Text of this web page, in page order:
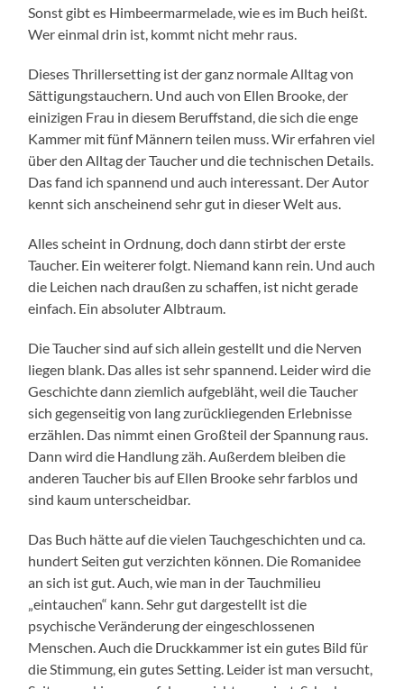
Sonst gibt es Himbeermarmelade, wie es im Buch heißt.
Wer einmal drin ist, kommt nicht mehr raus.
Dieses Thrillersetting ist der ganz normale Alltag von
Sättigungstauchern. Und auch von Ellen Brooke, der
einizigen Frau in diesem Beruffstand, die sich die enge
Kammer mit fünf Männern teilen muss. Wir erfahren viel
über den Alltag der Taucher und die technischen Details.
Das fand ich spannend und auch interessant. Der Autor
kennt sich anscheinend sehr gut in dieser Welt aus.
Alles scheint in Ordnung, doch dann stirbt der erste
Taucher. Ein weiterer folgt. Niemand kann rein. Und auch
die Leichen nach draußen zu schaffen, ist nicht gerade
einfach. Ein absoluter Albtraum.
Die Taucher sind auf sich allein gestellt und die Nerven
liegen blank. Das alles ist sehr spannend. Leider wird die
Geschichte dann ziemlich aufgebläht, weil die Taucher
sich gegenseitig von lang zurückliegenden Erlebnisse
erzählen. Das nimmt einen Großteil der Spannung raus.
Dann wird die Handlung zäh. Außerdem bleiben die
anderen Taucher bis auf Ellen Brooke sehr farblos und
sind kaum unterscheidbar.
Das Buch hätte auf die vielen Tauchgeschichten und ca.
hundert Seiten gut verzichten können. Die Romanidee
an sich ist gut. Auch, wie man in der Tauchmilieu
„eintauchen“ kann. Sehr gut dargestellt ist die
psychische Veränderung der eingeschlossenen
Menschen. Auch die Druckkammer ist ein gutes Bild für
die Stimmung, ein gutes Setting. Leider ist man versucht,